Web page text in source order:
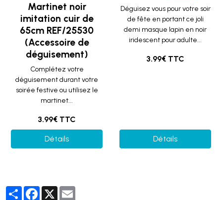
Martinet noir
imitation cuir de
65cm REF/25530
(Accessoire de
déguisement)
Complétez votre
déguisement durant votre
soirée festive ou utilisez le
martinet...
3.99€ TTC
Détails
Déguisez vous pour votre soir
de fête en portant ce joli
demi masque lapin en noir
iridescent pour adulte...
3.99€ TTC
Détails
PartagerFacebook
X